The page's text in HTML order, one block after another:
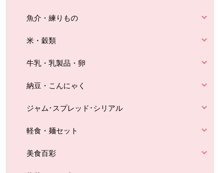
魚介・練りもの
米・穀類
牛乳・乳製品・卵
納豆・こんにゃく
ジャム･スプレッド･シリアル
軽食・麺セット
美食百彩